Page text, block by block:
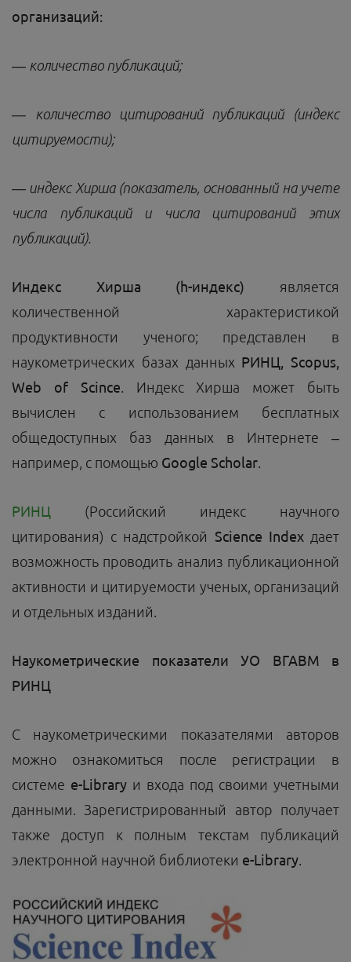
организаций:
— количество публикаций;
— количество цитирований публикаций (индекс
цитируемости);
— индекс Хирша(показатель, основанный на учете
числа публикаций и числа цитирований этих
публикаций).
Индекс Хирша (h-индекс) является
количественной характеристикой
продуктивности ученого; представлен в
наукометрических базах данных РИНЦ, Scopus,
Web
of Scince. Индекс Хирша может быть
вычислен с использованием бесплатных
общедоступных баз данных в Интернете –
например, с помощью Google Scholar.
РИНЦ
(Российский индекс научного
цитирования) с надстройкой Science Indexдает
возможность проводить анализ публикационной
активности и цитируемости ученых, организаций
и отдельных изданий.
Наукометрические показатели УО ВГАВМ в
РИНЦ
С наукометрическими показателями авторов
можно ознакомиться после регистрации в
системе e-Library и входа под своими учетными
данными. Зарегистрированный автор получает
также доступ к полным текстам публикаций
электронной научной библиотеки e-Library.